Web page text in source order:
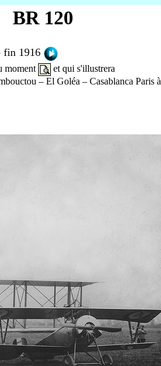
BR 120
fin 1916
moment
et qui s'illustrera
– El Goléa – Casablanca Paris à